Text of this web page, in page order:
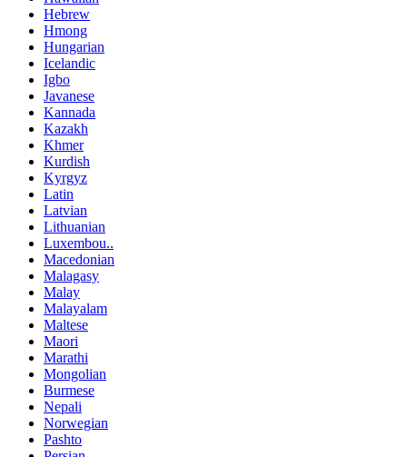
Hebrew
Hmong
Hungarian
Icelandic
Igbo
Javanese
Kannada
Kazakh
Khmer
Kurdish
Kyrgyz
Latin
Latvian
Lithuanian
Luxembou..
Macedonian
Malagasy
Malay
Malayalam
Maltese
Maori
Marathi
Mongolian
Burmese
Nepali
Norwegian
Pashto